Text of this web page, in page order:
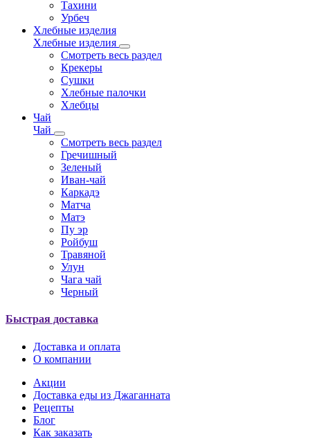
Тахини
Урбеч
Хлебные изделия
Хлебные изделия
Смотреть весь раздел
Крекеры
Сушки
Хлебные палочки
Хлебцы
Чай
Чай
Смотреть весь раздел
Гречишный
Зеленый
Иван-чай
Каркадэ
Матча
Матэ
Пу эр
Ройбуш
Травяной
Улун
Чага чай
Черный
Быстрая доставка
Доставка и оплата
О компании
Акции
Доставка еды из Джаганната
Рецепты
Блог
Как заказать